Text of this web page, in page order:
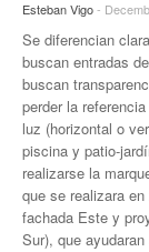
Esteban Vigo-
Se diferencian
buscan entradas
buscan
perder la
luz (horizontal o
piscina y patio-
realizarse la
que se realizara en
fachada Este y
Sur), que